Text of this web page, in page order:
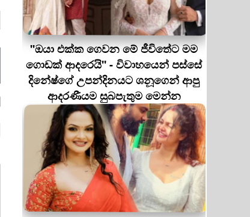
''ඔයා එක්ක ගෙවන මේ ජීවිතේට මම
ගොඩක් ආදරෙයි'' - විවාහයෙන් පස්සේ
දිනේෂ්ගේ උපන්දිනයට ශනූගෙන් ආපු
ආදරණීයම සුබපැතුම මෙන්න